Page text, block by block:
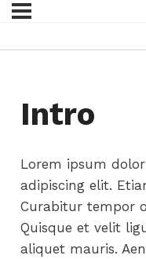
Intro
Lorem ipsum
adipiscing elit.
Curabitur tempor
Quisque et velit
aliquet mauris.